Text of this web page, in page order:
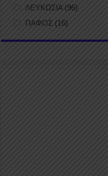
ΛΕΥΚΩΣΙΑ(96)
ΠΑΦΟΣ (16)